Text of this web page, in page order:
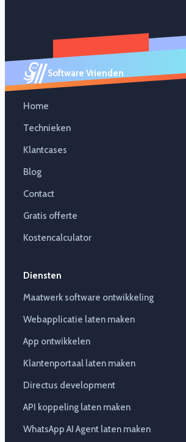
Software Vrienden
Home
Technieken
Klantcases
Blog
Contact
Gratis offerte
Kostencalculator
Diensten
Maatwerk software ontwikkeling
Webapplicatie laten maken
App ontwikkelen
Klantenportaal laten maken
Directus development
API koppeling laten maken
WhatsApp AI Agent laten maken